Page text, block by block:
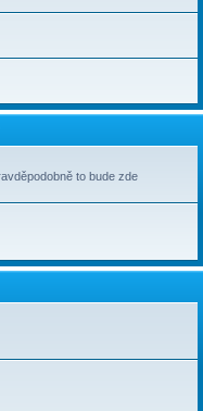
to bude zde